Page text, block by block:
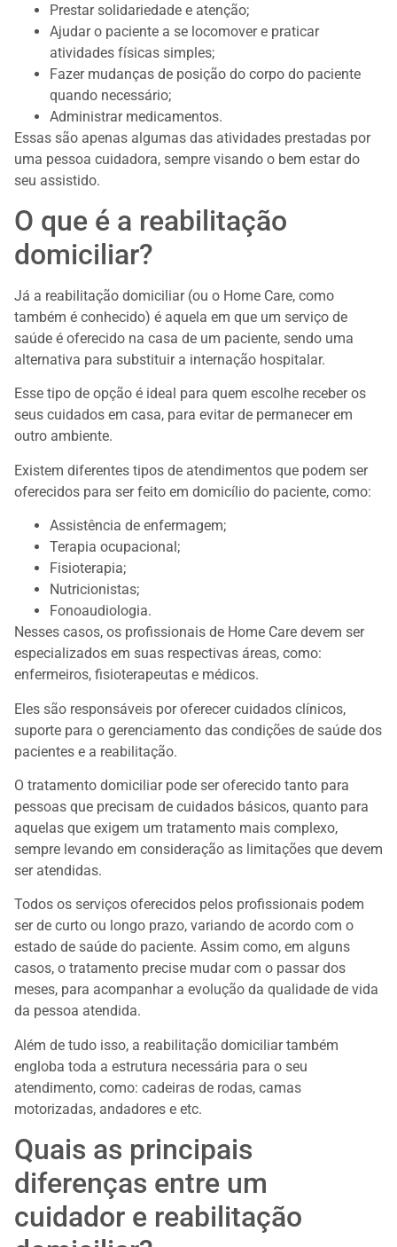
Prestar solidariedade e atenção;
Ajudar o paciente a se locomover e praticar
atividades físicas simples;
Fazer mudanças de posição do corpo do paciente
quando necessário;
Administrar medicamentos.
Essas são apenas algumas das atividades prestadas por
uma pessoa cuidadora, sempre visando o bem estar do
seu assistido.
O que é a reabilitação
domiciliar?
Já a reabilitação domiciliar (ou o Home Care, como
também é conhecido) é aquela em que um serviço de
saúde é oferecido na casa de um paciente, sendo uma
alternativa para substituir a internação hospitalar.
Esse tipo de opção é ideal para quem escolhe receber os
seus cuidados em casa, para evitar de permanecer em
outro ambiente.
Existem diferentes tipos de atendimentos que podem ser
oferecidos para ser feito em domicílio do paciente, como:
Assistência de enfermagem;
Terapia ocupacional;
Fisioterapia;
Nutricionistas;
Fonoaudiologia.
Nesses casos, os profissionais de Home Care devem ser
especializados em suas respectivas áreas, como:
enfermeiros, fisioterapeutas e médicos.
Eles são responsáveis por oferecer cuidados clínicos,
suporte para o gerenciamento das condições de saúde dos
pacientes e a reabilitação.
O tratamento domiciliar pode ser oferecido tanto para
pessoas que precisam de cuidados básicos, quanto para
aquelas que exigem um tratamento mais complexo,
sempre levando em consideração as limitações que devem
ser atendidas.
Todos os serviços oferecidos pelos profissionais podem
ser de curto ou longo prazo, variando de acordo com o
estado de saúde do paciente. Assim como, em alguns
casos, o tratamento precise mudar com o passar dos
meses, para acompanhar a evolução da qualidade de vida
da pessoa atendida.
Além de tudo isso, a reabilitação domiciliar também
engloba toda a estrutura necessária para o seu
atendimento, como: cadeiras de rodas, camas
motorizadas, andadores e etc.
Quais as principais
diferenças entre um
cuidador e reabilitação